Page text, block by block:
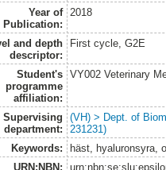
Year of
Publication:
2018
and depth
descriptor:
First cycle, G2E
Student's
programme
affiliation:
VY002 Veterinary
Supervising
department:
(VH) > Dept. of
231231)
Keywords:
häst, hyaluronsyra,
URN:NBN: